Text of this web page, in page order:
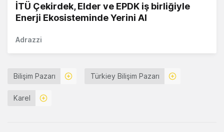
İTÜ Çekirdek, Elder ve EPDK iş birliğiyle
Enerji Ekosisteminde Yerini Al
Adrazzi
Bilişim Pazarı Türkiey Bilişim Pazarı
Karel